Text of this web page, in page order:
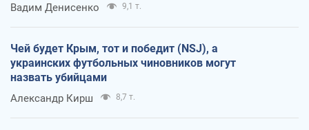
Вадим Денисенко 9,1 т.
Чей будет Крым, тот и победит (NSJ), а
украинских футбольных чиновников могут
назвать убийцами
Александр Кирш 8,7 т.